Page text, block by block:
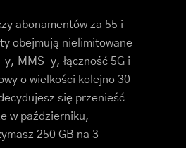
abonamentów za 55 i
obejmują nielimitowane
MMS-y, łączność 5G i
o wielkości kolejno 30
się przenieść
w październiku,
250 GB na 3